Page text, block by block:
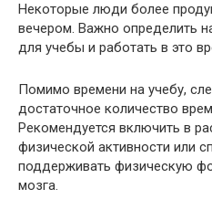
Некоторые люди более
вечером. Важно определить
для учебы и работать в это
Помимо времени на учебу,
достаточное количество
Рекомендуется включить в
физической активности или
поддерживать физическую
мозга.